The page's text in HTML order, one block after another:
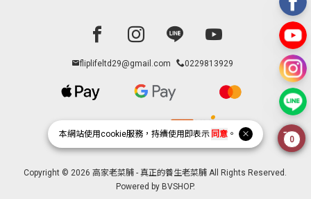
本網站使用cookie服務，持續使用即表示 同意。
Facebook page
Instagram page
Line pageYoutube page
fliplifeltd29@gmail.com 0229813929
Copyright © 2026 高家老菜脯 - 真正的養生老菜脯 All Rights Reserved.
Powered by BVSHOP.
0